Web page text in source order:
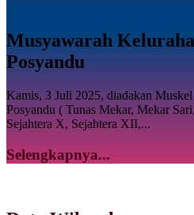
Musyawarah
Posyandu
Kamis, 3 Juli 2025, diadakan
Posyandu ( Tunas Mekar, Mekar
Sejahtera X, Sejahtera XII,...
Selengkapnya...